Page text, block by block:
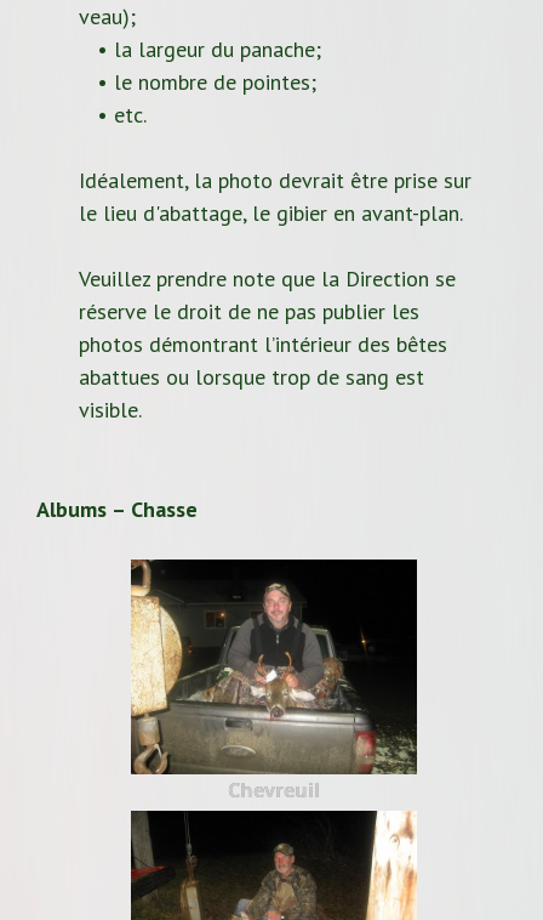
veau);
• la largeur du panache;
• le nombre de pointes;
• etc.
Idéalement, la photo devrait être prise sur
le lieu d'abattage, le gibier en avant-plan.
Veuillez prendre note que la Direction se
réserve le droit de ne pas publier les
photos démontrant l’intérieur des bêtes
abattues ou lorsque trop de sang est
visible.
Albums – Chasse
Chevreuil